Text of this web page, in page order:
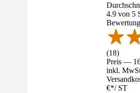
4.9 von 5
(18)
Preis —
inkl.
€*/ ST